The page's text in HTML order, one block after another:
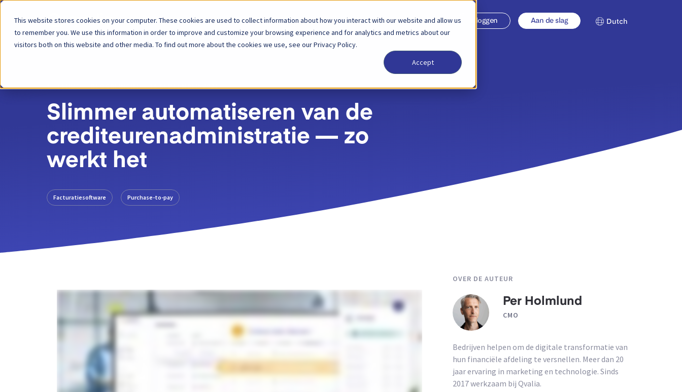
This website stores cookies on your computer. These cookies are used to collect information about how you interact with our website and allow us
to remember you. We use this information in order to improve and customize your browsing experience and for analytics and metrics about our
visitors both on this website and other media. To find out more about the cookies we use, see our Privacy Policy.
Accept
Platform Oplossingen Partner Prijzen Bedrijf Inloggen Aan de slag Dutch
TERUG BLOGBERICHT 16 SEPTEMBER 2021
Slimmer automatiseren van de
crediteurenadministratie — zo
werkt het
Facturatiesoftware Purchase-to-pay
OVER DE AUTEUR
Per Holmlund
CMO
Bedrijven helpen om de digitale transformatie van
hun financiële afdeling te versnellen. Meer dan 20
jaar ervaring in marketing en technologie. Sinds
2017 werkzaam bij Qvalia.